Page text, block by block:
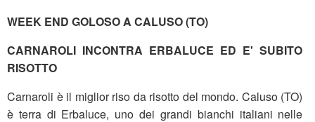
WEEK END GOLOSO A CALUSO (TO)
CARNAROLI INCONTRA ERBALUCE ED E' SUBITO
RISOTTO
Carnaroli è il miglior riso da risotto del mondo. Caluso (TO)
è terra di Erbaluce, uno dei grandi bianchi italiani nelle